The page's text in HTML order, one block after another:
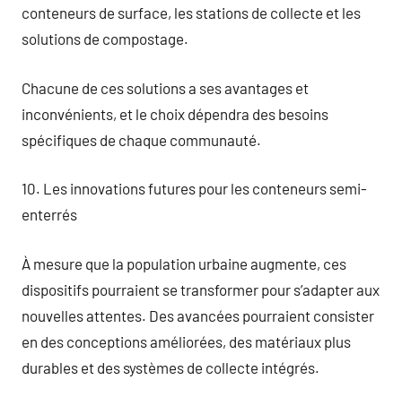
conteneurs de surface, les stations de collecte et les
solutions de compostage.
Chacune de ces solutions a ses avantages et
inconvénients, et le choix dépendra des besoins
spécifiques de chaque communauté.
10. Les innovations futures pour les conteneurs semi-
enterrés
À mesure que la population urbaine augmente, ces
dispositifs pourraient se transformer pour s’adapter aux
nouvelles attentes. Des avancées pourraient consister
en des conceptions améliorées, des matériaux plus
durables et des systèmes de collecte intégrés.